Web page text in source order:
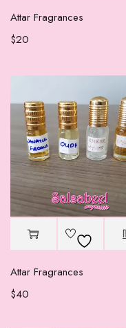
Attar Fragrances
$20
Attar Fragrances
$40